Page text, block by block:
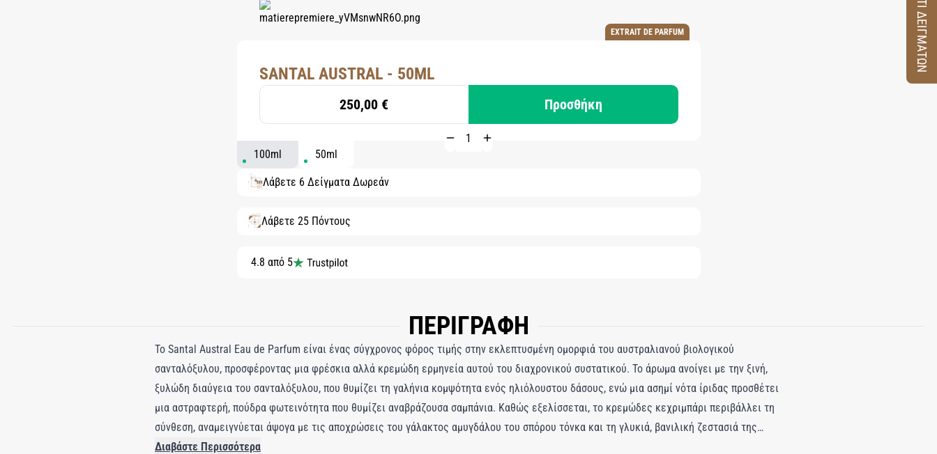
EXTRAIT DE PARFUM
SANTAL AUSTRAL - 50ML
250,00 € Προσθήκη
100ml 50ml
Λάβετε 6 Δείγματα Δωρεάν
Λάβετε 25 Πόντους
4.8 από 5
ΠΕΡΙΓΡΑΦΗ
Το Santal Austral Eau de Parfum είναι ένας σύγχρονος φόρος τιμής στην εκλεπτυσμένη ομορφιά του αυστραλιανού βιολογικού
σανταλόξυλου, προσφέροντας μια φρέσκια αλλά κρεμώδη ερμηνεία αυτού του διαχρονικού συστατικού. Το άρωμα ανοίγει με την ξινή,
ξυλώδη διαύγεια του σανταλόξυλου, που θυμίζει τη γαλήνια κομψότητα ενός ηλιόλουστου δάσους, ενώ μια ασημί νότα ίριδας προσθέτει
μια αστραφτερή, πούδρα φωτεινότητα που θυμίζει αναβράζουσα σαμπάνια. Καθώς εξελίσσεται, το κρεμώδες κεχριμπάρι περιβάλλει τη
σύνθεση, αναμειγνύεται άψογα με τις αποχρώσεις του γάλακτος αμυγδάλου του σπόρου τόνκα και τη γλυκιά, βανιλική ζεστασιά της
βενζόης για ένα βελούδινο, αισθησιακό βάθος. Πιο απαλό και πιο προσιτό από τα παραδοσιακά αρώματα σανταλόξυλου, το Santal Austral
Διαβάστε Περισσότερα
ΚΟΥΤΙ ΔΕΙΓΜΑΤΩΝ